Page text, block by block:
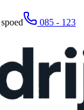
085 - 123